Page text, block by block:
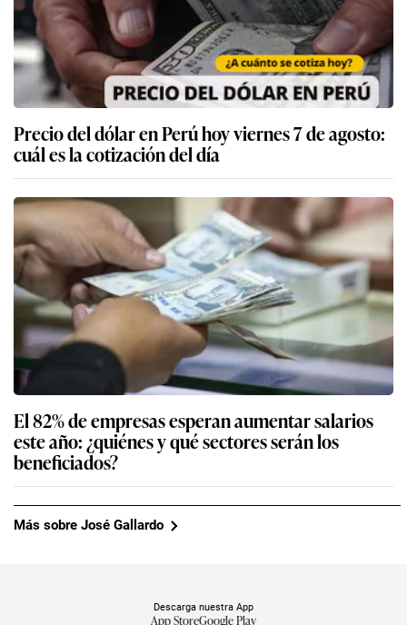
Precio del dólar en Perú hoy viernes 7 de agosto:
cuál es la cotización del día
El 82% de empresas esperan aumentar salarios
este año: ¿quiénes y qué sectores serán los
beneficiados?
Más sobre José Gallardo
Descarga nuestra App
App StoreGoogle Play